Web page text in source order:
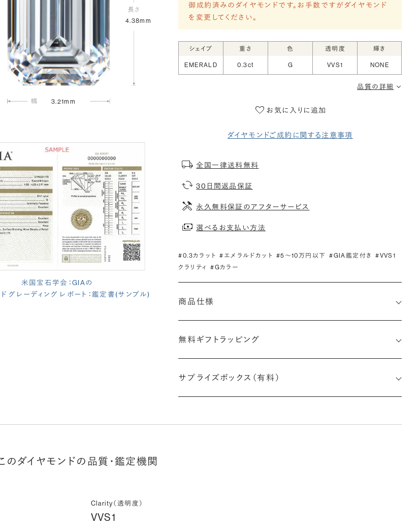
4.38mm
3.21mm
米国宝石学会：GIAの
グレーディング レポート：鑑定書(サンプル)
御成約済みのダイヤモンドです。お手数ですがダイヤモンド
を変更してください。
シェイプ 重さ 色 透明度 輝き
EMERALD 0.3ct G VVS1 NONE
品質の詳細
お気に入りに追加
ダイヤモンドご成約に関する注意事項
全国一律送料無料
30日間返品保証
永久無料保証のアフターサービス
選べるお支払い方法
#0.3カラット #エメラルドカット #5〜10万円以下 #GIA鑑定付き
#VVS1
クラリティ
#Gカラー
商品仕様
(長さx幅×深さ)
無料ギフトラッピング
サプライズボックス（有料）
のダイヤモンドの品質・鑑定機関
Clarity（透明度）
VVS1